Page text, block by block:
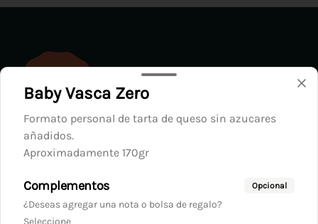
Conócenos
Cobertura
Términos y condiciones
Baby Vasca Zero
Formato personal de tarta de queso sin azucares
añadidos.
Aproximadamente 170gr
Complementos Opcional
¿Deseas agregar una nota o bolsa de regalo?
Seleccione